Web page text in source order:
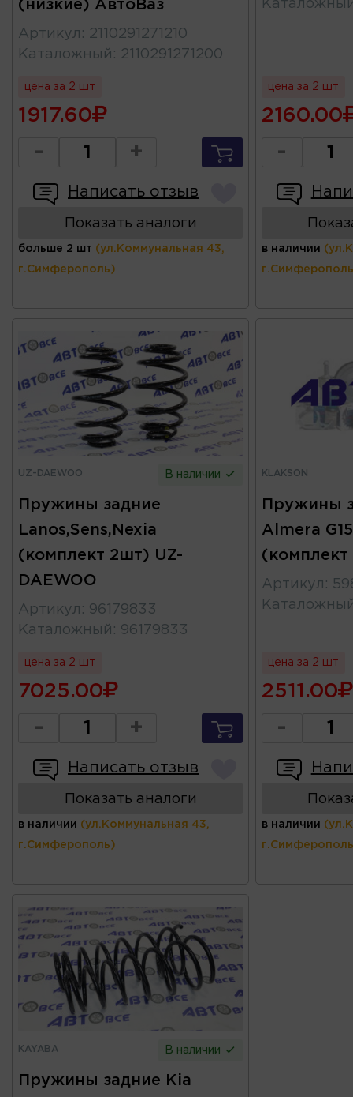
(низкие) АвтоВаз
Артикул : 2110291271210
Каталожный : 2110291271200
цена за 2 шт
1917.60
- +
Написать отзыв
Показать аналоги
больше 2 шт (ул.Коммунальная 43,
г.Симферополь)
цена за 2 шт
2160.00
-
в наличии
UZ-DAEWOO В наличии
Пружины задние
Lanos,Sens,Nexia
(комплект 2шт) UZ-
DAEWOO
Артикул : 96179833
Каталожный : 96179833
цена за 2 шт
7025.00
- +
Написать отзыв
Показать аналоги
в наличии (ул.Коммунальная 43,
г.Симферополь)
KLAKSON
Пружины
Almera
Артикул :
цена за 2 шт
2511.00
-
в наличии
KAYABA В наличии
Пружины задние Kia